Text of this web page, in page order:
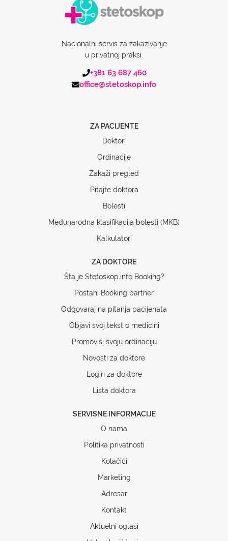
Nacionalni servis za zakazivanje
u privatnoj praksi.
+381 63 687 460
office@stetoskop.info
ZA PACIJENTE
Doktori
Ordinacije
Zakaži pregled
Pitajte doktora
Bolesti
Međunarodna klasifikacija bolesti (MKB)
Kalkulatori
ZA DOKTORE
Šta je Stetoskop.info Booking?
Postani Booking partner
Odgovaraj na pitanja pacijenata
Objavi svoj tekst o medicini
Promoviši svoju ordinaciju
Novosti za doktore
Login za doktore
Lista doktora
SERVISNE INFORMACIJE
O nama
Politika privatnosti
Kolačići
Marketing
Adresar
Kontakt
Aktuelni oglasi